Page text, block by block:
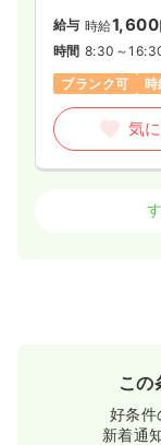
給与 時給1,600
時間 8:30～
ブランク可
気
正・准看
気に
この
好条件
新着通